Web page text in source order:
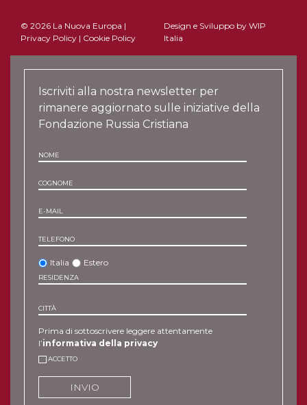
© 2026 La Nuova Europa |
Privacy Policy | Cookie Policy
Design e Sviluppo by WIP
Italia
Iscriviti alla nostra newsletter per
rimanere aggiornato sulle iniziative della
Fondazione Russia Cristiana
NOME
COGNOME
E-MAIL
TELEFONO
Italia Estero
RESIDENZA
CITTÀ
Prima di sottoscrivere leggere attentamente
l’informativa della privacy
ACCETTO
INVIO